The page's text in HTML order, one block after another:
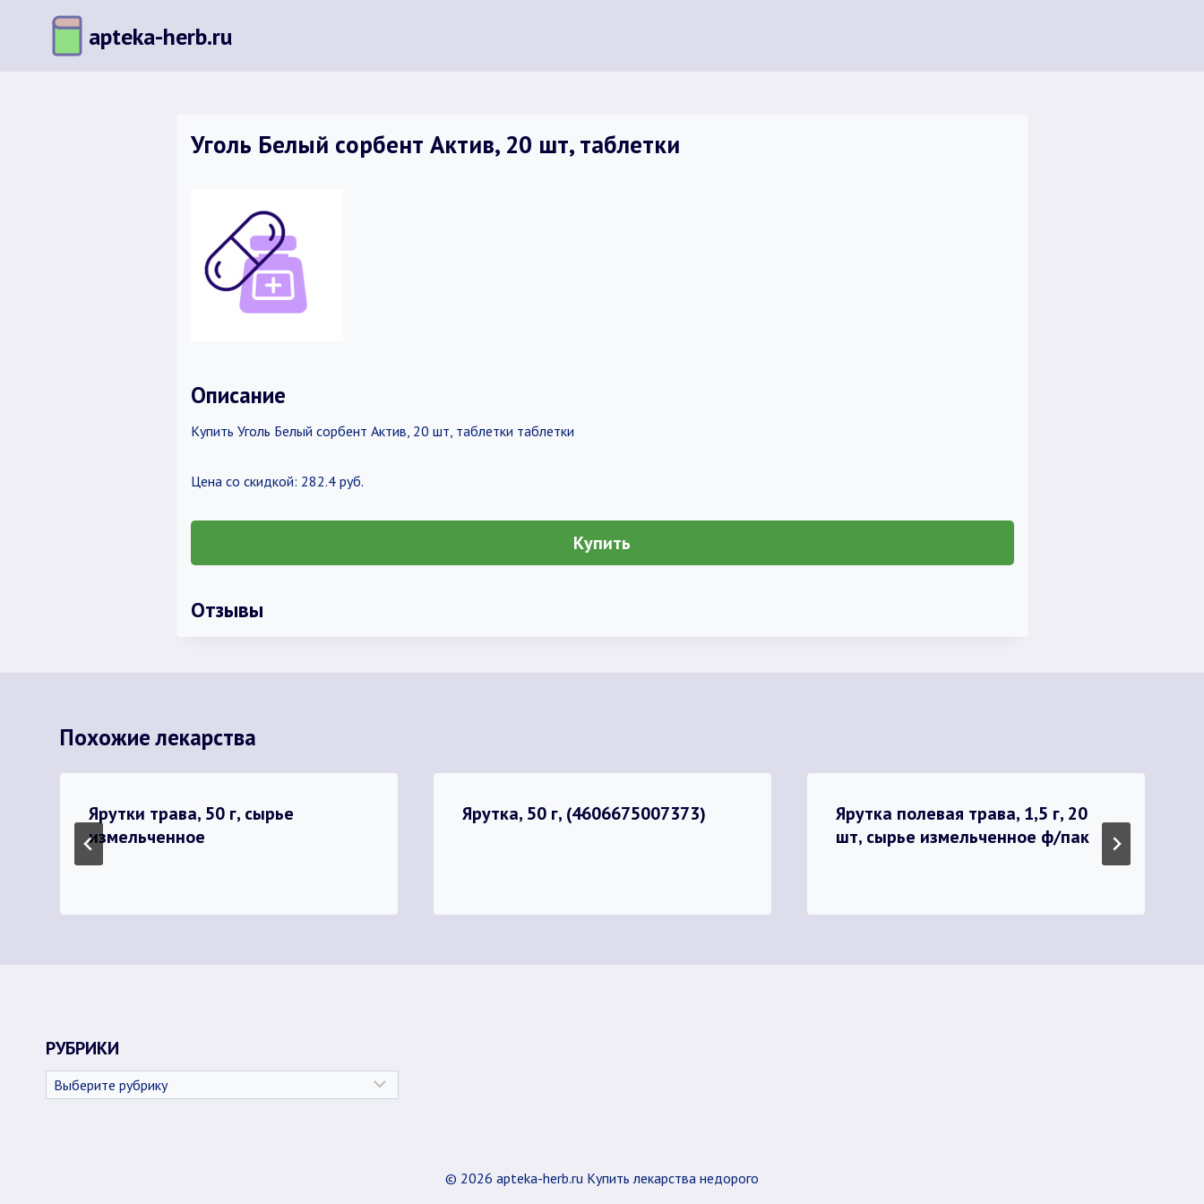
содержимому
apteka-herb.ru
Уголь Белый сорбент Актив, 20 шт, таблетки
Описание
Купить Уголь Белый сорбент Актив, 20 шт, таблетки таблетки
Цена со скидкой: 282.4 руб.
Купить
Отзывы
Похожие лекарства
Ярутки трава, 50 г, сырье
измельченное
Ярутка, 50 г, (4606675007373)
Ярутка полевая трава, 1,5 г, 20
шт, сырье измельченное ф/пак
РУБРИКИ
Рубрики
© 2026 apteka-herb.ru Купить лекарства недорого